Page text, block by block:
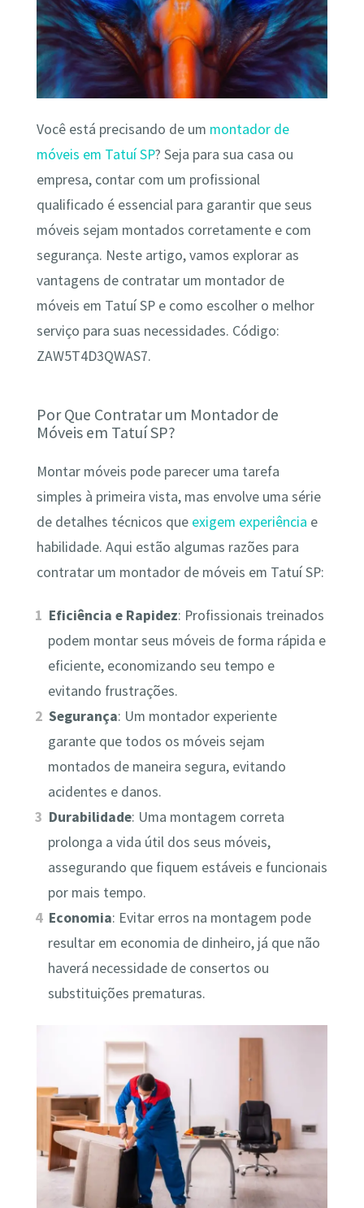
Você está precisando de um montador de
móveis em Tatuí SP? Seja para sua casa ou
empresa, contar com um profissional
qualificado é essencial para garantir que seus
móveis sejam montados corretamente e com
segurança. Neste artigo, vamos explorar as
vantagens de contratar um montador de
móveis em Tatuí SP e como escolher o melhor
serviço para suas necessidades. Código:
ZAW5T4D3QWAS7.
Por Que Contratar um Montador de
Móveis em Tatuí SP?
Montar móveis pode parecer uma tarefa
simples à primeira vista, mas envolve uma série
de detalhes técnicos que exigem experiência e
habilidade. Aqui estão algumas razões para
contratar um montador de móveis em Tatuí SP:
Eficiência e Rapidez: Profissionais treinados
podem montar seus móveis de forma rápida e
eficiente, economizando seu tempo e
evitando frustrações.
Segurança: Um montador experiente
garante que todos os móveis sejam
montados de maneira segura, evitando
acidentes e danos.
Durabilidade: Uma montagem correta
prolonga a vida útil dos seus móveis,
assegurando que fiquem estáveis e funcionais
por mais tempo.
Economia: Evitar erros na montagem pode
resultar em economia de dinheiro, já que não
haverá necessidade de consertos ou
substituições prematuras.